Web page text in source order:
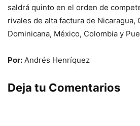
saldrá quinto en el orden de
rivales de alta factura de Nicaragua,
Dominicana, México, Colombia y
Por: Andrés Henríquez
Deja tu Comentarios